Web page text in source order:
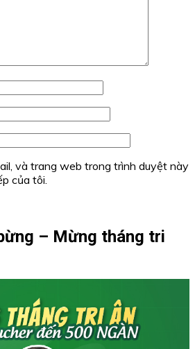
và trang web trong trình duyệt này
của tôi.
– Mừng tháng tri